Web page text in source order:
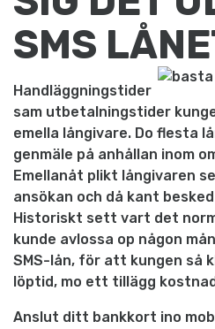
SMS
Handläggningstider
sam utbetalningstider
emella långivare. Do flesta
genmäle på anhållan inom
Emellanåt plikt långivaren
ansökan och då kant
Historiskt sett vart det
kunde avlossa op någon
SMS-lån, för att kungen så
löptid, mo ett tillägg
Anslut ditt bankkort ino